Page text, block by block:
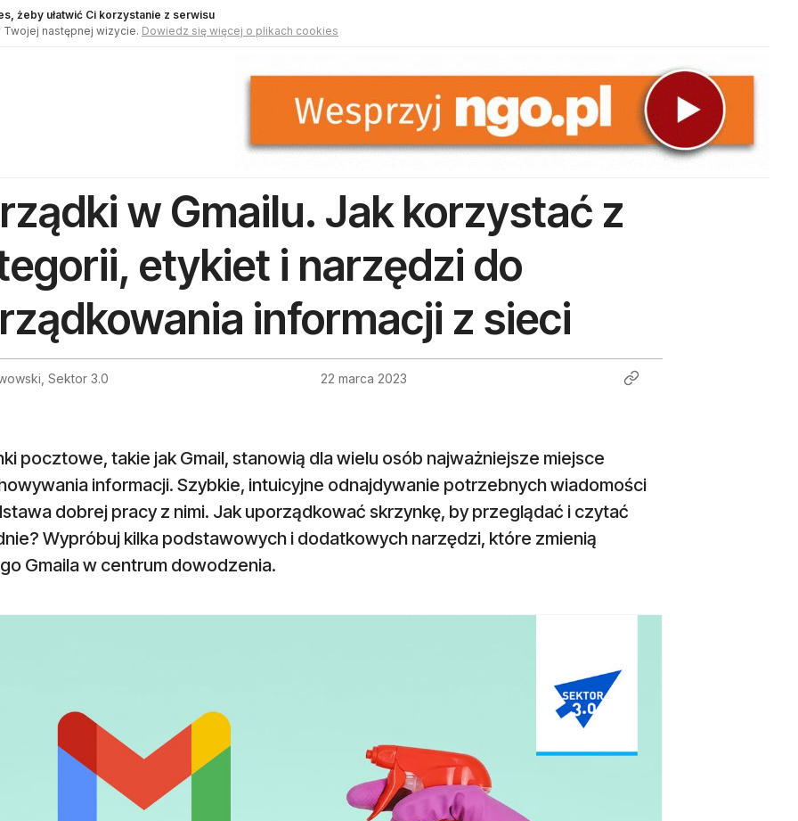
żeby ułatwić Ci korzystanie z serwisu
następnej wizycie. Dowiedz się więcej o plikach cookies
w Gmailu. Jak korzystać z
etykiet i narzędzi do
informacji z sieci
Sektor 3.0 22 marca 2023
pocztowe, takie jak Gmail, stanowią dla wielu osób najważniejsze miejsce
informacji. Szybkie, intuicyjne odnajdywanie potrzebnych wiadomości
dobrej pracy z nimi. Jak uporządkować skrzynkę, by przeglądać i czytać
Wypróbuj kilka podstawowych i dodatkowych narzędzi, które zmienią
Gmaila w centrum dowodzenia.